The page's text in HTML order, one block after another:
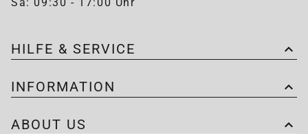
Sa: 09:30 - 17:00 Uhr
HILFE & SERVICE
INFORMATION
ABOUT US